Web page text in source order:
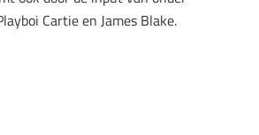
Cartie en James Blake.